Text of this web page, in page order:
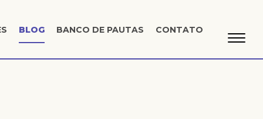
BLOG BANCO DE PAUTAS CONTATO